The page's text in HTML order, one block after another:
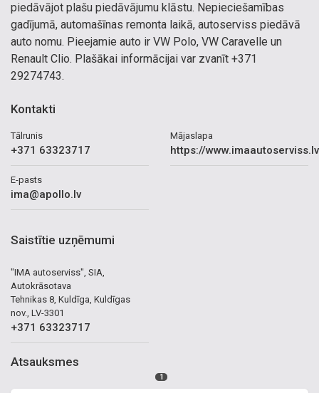
piedāvājot plašu piedāvājumu klāstu. Nepieciešamības
gadījumā, automašīnas remonta laikā, autoserviss piedāvā
auto nomu. Pieejamie auto ir VW Polo, VW Caravelle un
Renault Clio. Plašākai informācijai var zvanīt +371
29274743.
Kontakti
Tālrunis
+371 63323717
E-pasts
ima@apollo.lv
Mājaslapa
https://www.imaautoserviss.lv
Saistītie uzņēmumi
"IMA autoserviss", SIA,
Autokrāsotava
Tehnikas 8, Kuldīga, Kuldīgas
nov., LV-3301
+371 63323717
Atsauksmes
1